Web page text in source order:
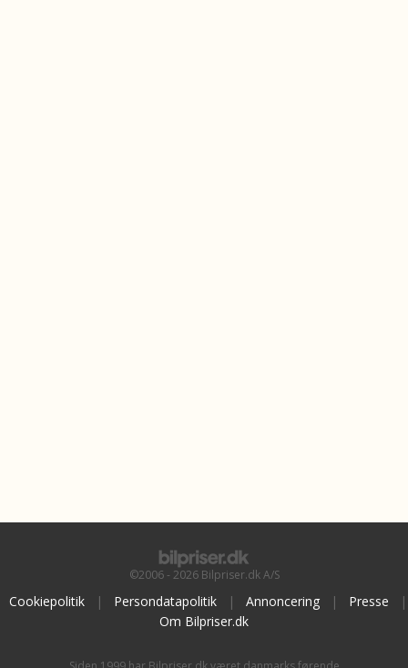
©2006 - 2026 Bilpriser.dk A/S
Cookiepolitik | Persondatapolitik | Annoncering | Presse
|
Om Bilpriser.dk